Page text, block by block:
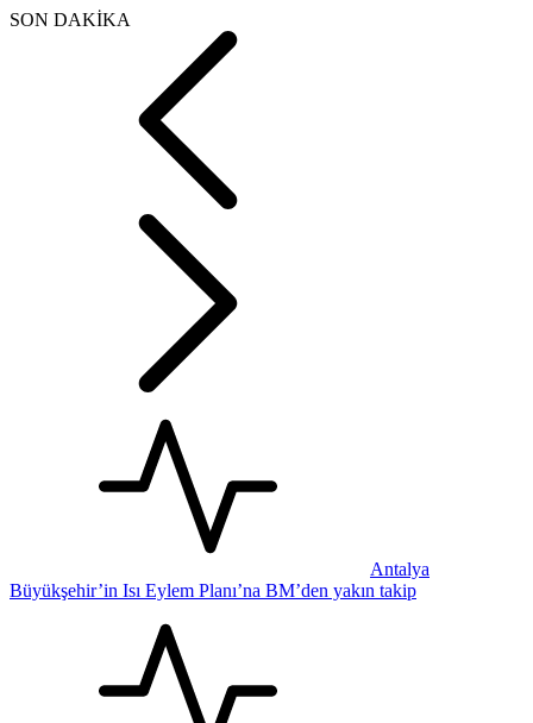
SON DAKİKA
Antalya
Büyükşehir’in Isı Eylem Planı’na BM’den yakın takip